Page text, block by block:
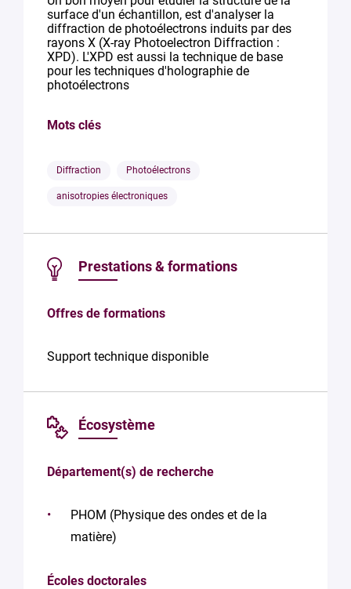
surface d'un échantillon, est d'analyser la
diffraction de photoélectrons induits par des
rayons X (X-ray Photoelectron Diffraction :
XPD). L'XPD est aussi la technique de base
pour les techniques d'holographie de
photoélectrons
Mots clés
Diffraction Photoélectrons
anisotropies électroniques
Prestations & formations
Offres de formations
Support technique disponible
Écosystème
Département(s) de recherche
PHOM (Physique des ondes et de la
matière)
Écoles doctorales